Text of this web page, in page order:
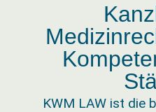
KWM LAW ist die